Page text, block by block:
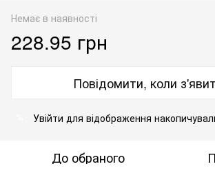
Немає в наявності
228.95 грн
Повідомити, коли
Увійти для відображення
До обраного